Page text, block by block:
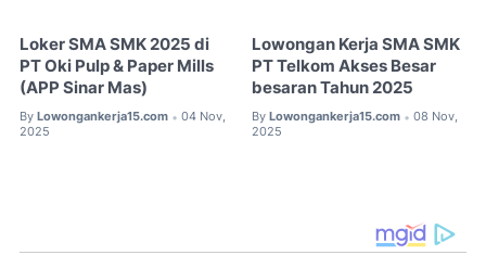
Loker SMA SMK 2025 di
PT Oki Pulp & Paper Mills
(APP Sinar Mas)
By Lowongankerja15.com • 04 Nov,
2025
Lowongan Kerja SMA SMK
PT Telkom Akses Besar
besaran Tahun 2025
By Lowongankerja15.com • 08 Nov,
2025